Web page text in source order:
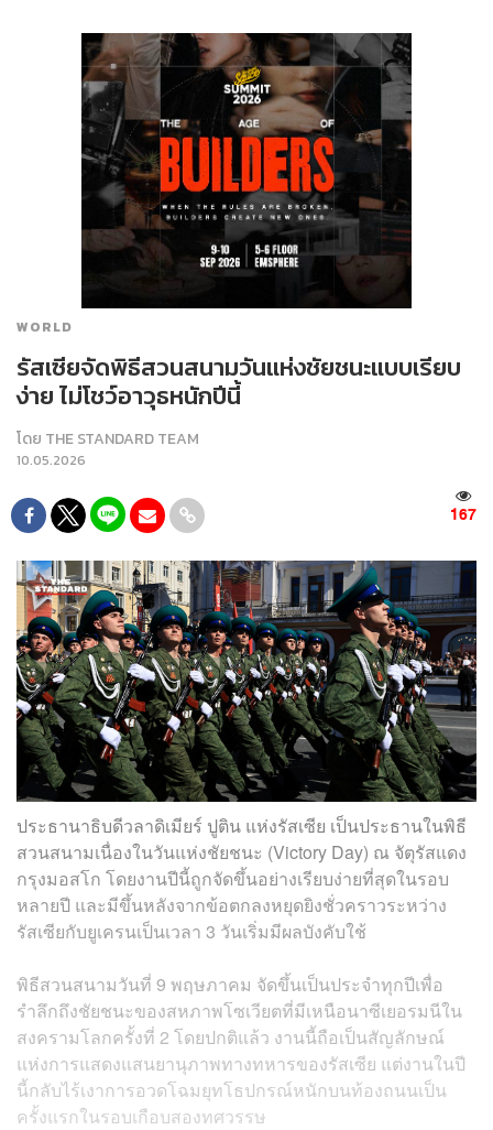
WORLD
รัสเซียจัดพิธีสวนสนามวันแห่งชัยชนะแบบเรียบ
ง่าย ไม่โชว์อาวุธหนักปีนี้
โดย THE STANDARD TEAM
10.05.2026
167
ประธานาธิบดีวลาดิเมียร์ ปูติน แห่งรัสเซีย เป็นประธานในพิธี
สวนสนามเนื่องในวันแห่งชัยชนะ (Victory Day) ณ จัตุรัสแดง
กรุงมอสโก โดยงานปีนี้ถูกจัดขึ้นอย่างเรียบง่ายที่สุดในรอบ
หลายปี และมีขึ้นหลังจากข้อตกลงหยุดยิงชั่วคราวระหว่าง
รัสเซียกับยูเครนเป็นเวลา 3 วันเริ่มมีผลบังคับใช้
พิธีสวนสนามวันที่ 9 พฤษภาคม จัดขึ้นเป็นประจำทุกปีเพื่อ
รำลึกถึงชัยชนะของสหภาพโซเวียตที่มีเหนือนาซีเยอรมนีใน
สงครามโลกครั้งที่ 2 โดยปกติแล้ว งานนี้ถือเป็นสัญลักษณ์
แห่งการแสดงแสนยานุภาพทางทหารของรัสเซีย แต่งานในปี
นี้กลับไร้เงาการอวดโฉมยุทโธปกรณ์หนักบนท้องถนนเป็น
ครั้งแรกในรอบเกือบสองทศวรรษ